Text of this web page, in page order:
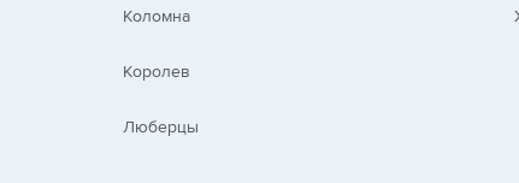
Коломна
Королев
Люберцы